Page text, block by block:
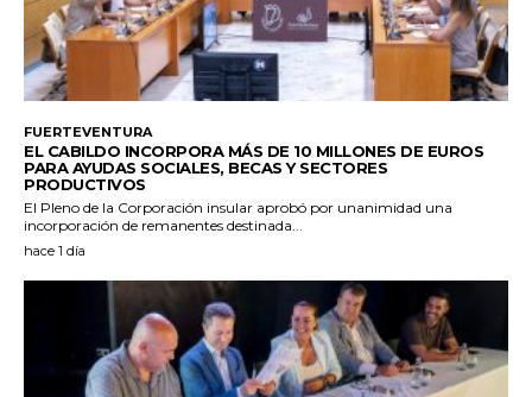
FUERTEVENTURA
EL CABILDO INCORPORA MÁS DE 10 MILLONES DE EUROS
PARA AYUDAS SOCIALES, BECAS Y SECTORES
PRODUCTIVOS
El Pleno de la Corporación insular aprobó por unanimidad una
incorporación de remanentes destinada...
hace 1 día